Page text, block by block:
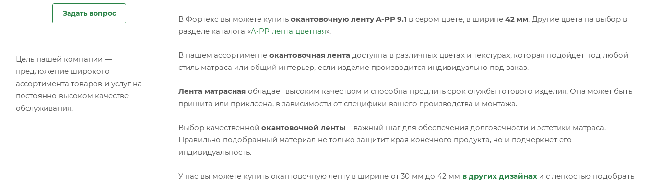
В Фортекс вы можете купить окантовочную ленту A-PP 9.1 в сером цвете, в ширине 42 мм. Другие цвета на выбор в
разделе каталога «A-PP лента цветная».
В нашем ассортименте окантовочная лента доступна в различных цветах и текстурах, которая подойдет под любой
стиль матраса или общий интерьер, если изделие производится индивидуально под заказ.
Лента матрасная обладает высоким качеством и способна продлить срок службы готового изделия. Она может быть
пришита или приклеена, в зависимости от специфики вашего производства и монтажа.
Выбор качественной окантовочной ленты – важный шаг для обеспечения долговечности и эстетики матраса.
Правильно подобранный материал не только защитит края конечного продукта, но и подчеркнет его
индивидуальность.
У нас вы можете купить окантовочную ленту в ширине от 30 мм до 42 мм в других дизайнах и с легкостью подобрать
Задать вопрос
Цель нашей компании —
предложение широкого
ассортимента товаров и услуг на
постоянно высоком качестве
обслуживания.